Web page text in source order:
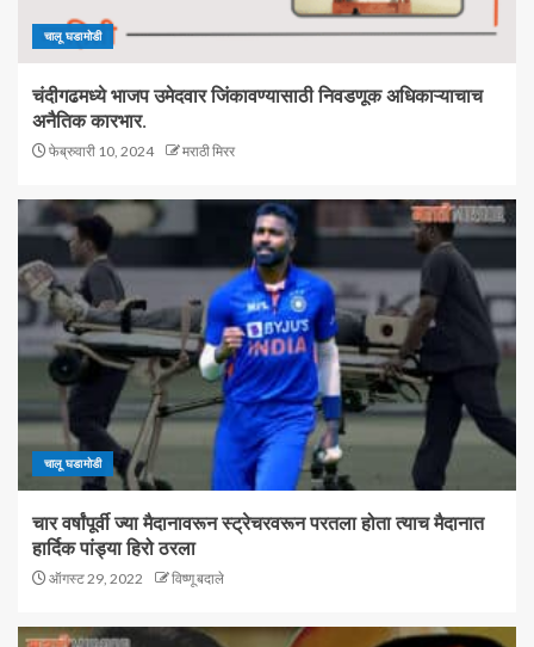
चालू घडामोडी
चंदीगढमध्ये भाजप उमेदवार जिंकावण्यासाठी निवडणूक अधिकाऱ्याचाच
अनैतिक कारभार.
फेब्रुवारी 10, 2024 मराठी मिरर
चालू घडामोडी
चार वर्षांपूर्वी ज्या मैदानावरून स्ट्रेचरवरून परतला होता त्याच मैदानात
हार्दिक पांड्या हिरो ठरला
ऑगस्ट 29, 2022 विष्णू बदाले